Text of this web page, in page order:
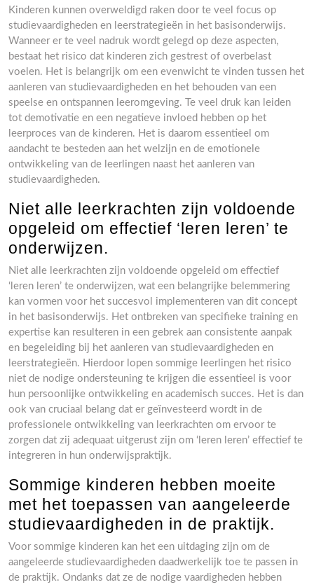
Kinderen kunnen overweldigd raken door te veel focus op
studievaardigheden en leerstrategieën in het basisonderwijs.
Wanneer er te veel nadruk wordt gelegd op deze aspecten,
bestaat het risico dat kinderen zich gestrest of overbelast
voelen. Het is belangrijk om een evenwicht te vinden tussen het
aanleren van studievaardigheden en het behouden van een
speelse en ontspannen leeromgeving. Te veel druk kan leiden
tot demotivatie en een negatieve invloed hebben op het
leerproces van de kinderen. Het is daarom essentieel om
aandacht te besteden aan het welzijn en de emotionele
ontwikkeling van de leerlingen naast het aanleren van
studievaardigheden.
Niet alle leerkrachten zijn voldoende
opgeleid om effectief ‘leren leren’ te
onderwijzen.
Niet alle leerkrachten zijn voldoende opgeleid om effectief
‘leren leren’ te onderwijzen, wat een belangrijke belemmering
kan vormen voor het succesvol implementeren van dit concept
in het basisonderwijs. Het ontbreken van specifieke training en
expertise kan resulteren in een gebrek aan consistente aanpak
en begeleiding bij het aanleren van studievaardigheden en
leerstrategieën. Hierdoor lopen sommige leerlingen het risico
niet de nodige ondersteuning te krijgen die essentieel is voor
hun persoonlijke ontwikkeling en academisch succes. Het is dan
ook van cruciaal belang dat er geïnvesteerd wordt in de
professionele ontwikkeling van leerkrachten om ervoor te
zorgen dat zij adequaat uitgerust zijn om ‘leren leren’ effectief te
integreren in hun onderwijspraktijk.
Sommige kinderen hebben moeite
met het toepassen van aangeleerde
studievaardigheden in de praktijk.
Voor sommige kinderen kan het een uitdaging zijn om de
aangeleerde studievaardigheden daadwerkelijk toe te passen in
de praktijk. Ondanks dat ze de nodige vaardigheden hebben